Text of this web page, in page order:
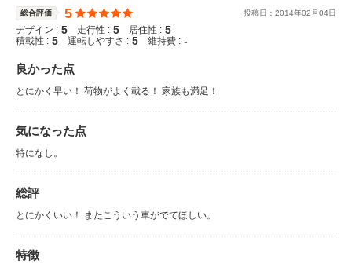
総合評価 5 投稿日： 2014年02 月04日
デザイン : 5 走行性 : 5 居住性 : 5
積載性 : 5 運転しやすさ : 5 維持費 : -
良かった点
とにかく早い！ 荷物がよく載る！ 家族も満足！
気になった点
特になし。
総評
とにかくいい！ またこういう車がでてほしい。
特徴